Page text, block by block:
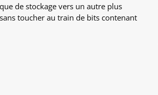
de stockage vers un autre plus
toucher au train de bits contenant